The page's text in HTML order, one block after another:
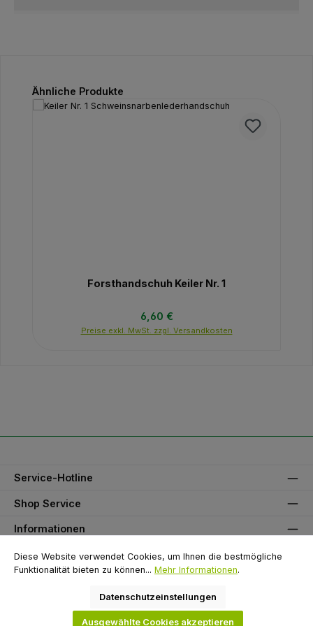
Produktgalerie überspringen
Ähnliche Produkte
Forsthandschuh Keiler Nr. 1
Regulärer Preis:
6,60 €
Preise exkl. MwSt. zzgl. Versandkosten
Service-Hotline
Shop Service
Informationen
Unser Partner
Diese Website verwendet Cookies, um Ihnen die bestmögliche
Funktionalität bieten zu können... Mehr Informationen.
Datenschutzeinstellungen
Ausgewählte Cookies akzeptieren